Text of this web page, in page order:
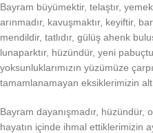
Bayram büyümektir, telaştır,
arınmadır, kavuşmaktır, keyiftir,
mendildir, tatlıdır, gülüş ahenk
lunaparktır, hüzündür, yeni
yoksunluklarımızın yüzümüze
tamamlanamayan eksiklerimizin
Bayram dayanışmadır, hüzündür,
hayatın içinde ihmal ettiklerimizin